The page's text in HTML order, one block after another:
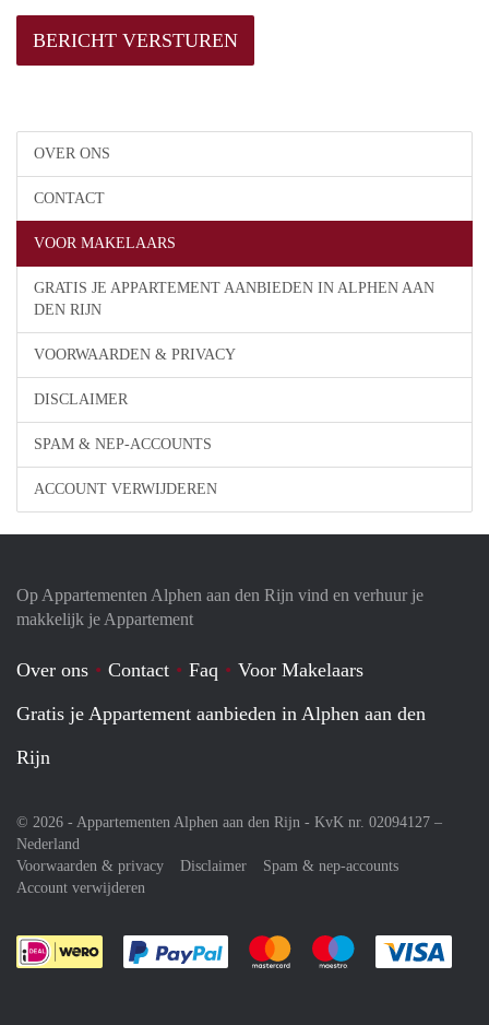
OVER ONS
CONTACT
VOOR MAKELAARS
GRATIS JE APPARTEMENT AANBIEDEN IN ALPHEN AAN
DEN RIJN
VOORWAARDEN & PRIVACY
DISCLAIMER
SPAM & NEP-ACCOUNTS
ACCOUNT VERWIJDEREN
Op Appartementen Alphen aan den Rijn vind en verhuur je
makkelijk je Appartement
Over ons Contact Faq
Voor Makelaars
Gratis je Appartement aanbieden in Alphen aan den
Rijn
© 2026 - Appartementen Alphen aan den Rijn - KvK nr. 02094127 –
Nederland
Voorwaarden & privacy
Disclaimer
Spam & nep-accounts
Account verwijderen
Je rekent gemakkelijk af met Paypal
Je rekent gemakkelijk af met
Je rekent